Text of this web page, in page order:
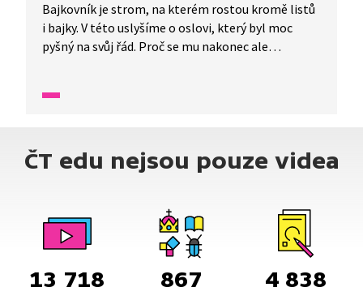
Bajkovník je strom, na kterém rostou kromě listů
i bajky. V této uslyšíme o oslovi, který byl moc
pyšný na svůj řád. Proč se mu nakonec ale
do znakového jazyka.
ČT edu nejsou pouze videa
13 718 867 4 838